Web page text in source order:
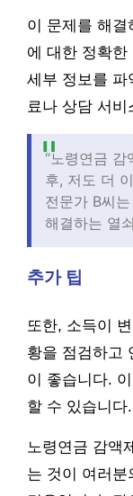
이 문제를 해
에 대한 정확한
세부 정보를 파
료나 상담 서
“노령연금
후, 저도 더
전문가 B씨
해결하는 열
추가 팁
또한, 소득이
황을 점검하고
이 좋습니다.
할 수 있습니다.
노령연금 감액
는 것이 여러분